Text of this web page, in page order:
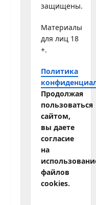
защищены.
Материалы
для лиц 18
+.
Политика
Продолжая
пользоваться
сайтом,
вы даете
согласие
на
файлов
cookies.